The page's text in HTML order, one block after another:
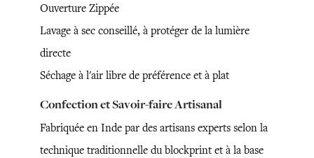
Ouverture Zippée
Lavage à sec conseillé, à protéger de la lumière
directe
Séchage à l'air libre de préférence et à plat
Confection et Savoir-faire Artisanal
Fabriquée en Inde par des artisans experts selon la
technique traditionnelle du blockprint et à la base